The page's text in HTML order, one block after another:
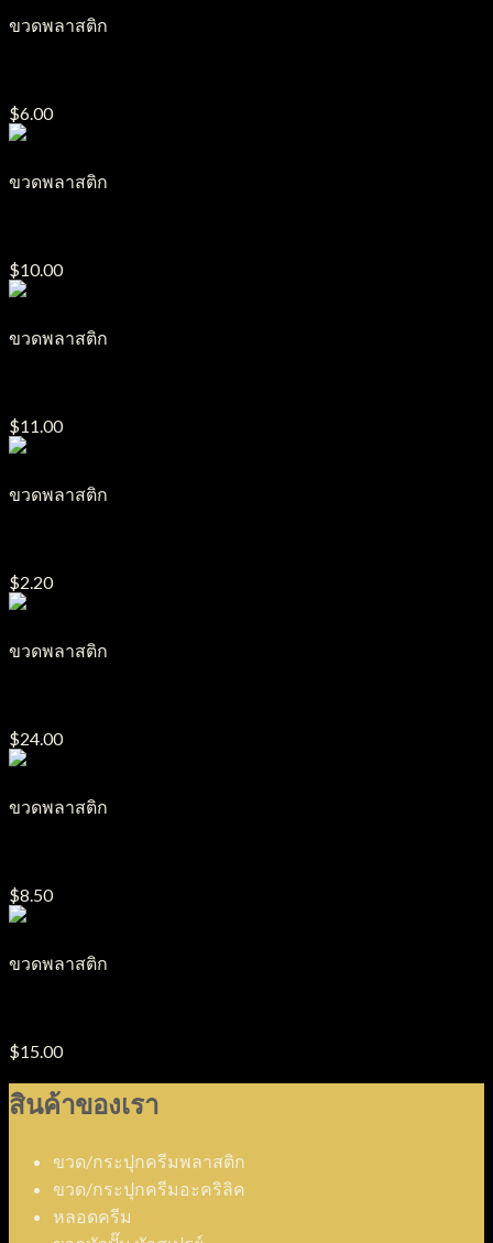
ขวดพลาสติก
$6.00
ขวดพลาสติก
$10.00
ขวดพลาสติก
$11.00
ขวดพลาสติก
$2.20
ขวดพลาสติก
$24.00
ขวดพลาสติก
$8.50
ขวดพลาสติก
$15.00
สินค้าของเรา
ขวด/กระปุกครีมพลาสติก
ขวด/กระปุกครีมอะคริลิค
หลอดครีม